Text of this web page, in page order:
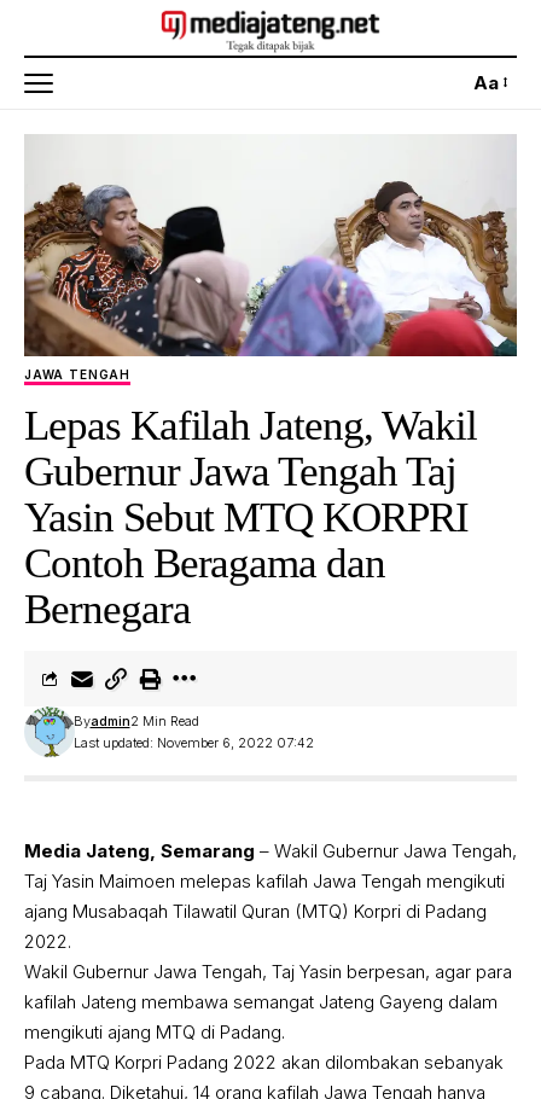
Aa
JAWA TENGAH
Lepas Kafilah Jateng, Wakil
Gubernur Jawa Tengah Taj
Yasin Sebut MTQ KORPRI
Contoh Beragama dan
Bernegara
Last updated: November 6, 2022 07:42
Byadmin2 Min Read
Media Jateng, Semarang – Wakil Gubernur Jawa Tengah,
Taj Yasin Maimoen melepas kafilah Jawa Tengah mengikuti
ajang Musabaqah Tilawatil Quran (MTQ) Korpri di Padang
2022.
Wakil Gubernur Jawa Tengah, Taj Yasin berpesan, agar para
kafilah Jateng membawa semangat Jateng Gayeng dalam
mengikuti ajang MTQ di Padang.
Pada MTQ Korpri Padang 2022 akan dilombakan sebanyak
9 cabang. Diketahui, 14 orang kafilah Jawa Tengah hanya